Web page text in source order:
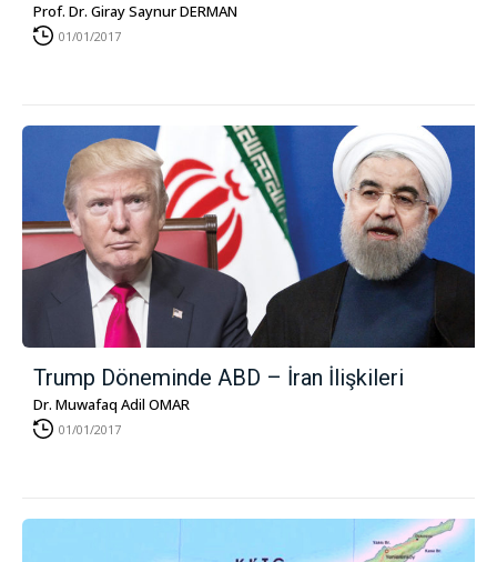
Prof. Dr. Giray Saynur DERMAN
01/01/2017
Trump Döneminde ABD – İran İlişkileri
Dr. Muwafaq Adil OMAR
01/01/2017